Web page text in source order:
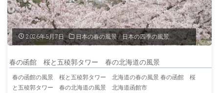
統
的
な
古
い
列
車
走
る
2026年5月7日 日本の春の風景 / 日本の四季の風景
春の函館 桜と五稜郭タワー 春の北海道の風景
春の函館の風景 桜と五稜郭タワー 北海道の春の風景 春の函館 桜
と五稜郭タワー 春の北海道の風景 北海道函館市